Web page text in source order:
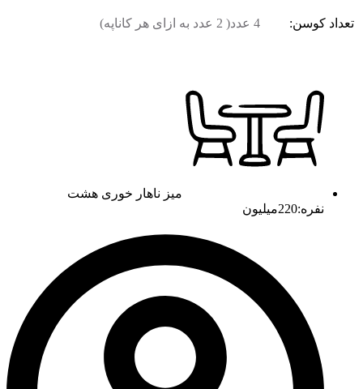
تعداد کوسن: 4 عدد( 2 عدد به ازای هر کاناپه)
میز ناهار خوری هشت
نفره:220میلیون